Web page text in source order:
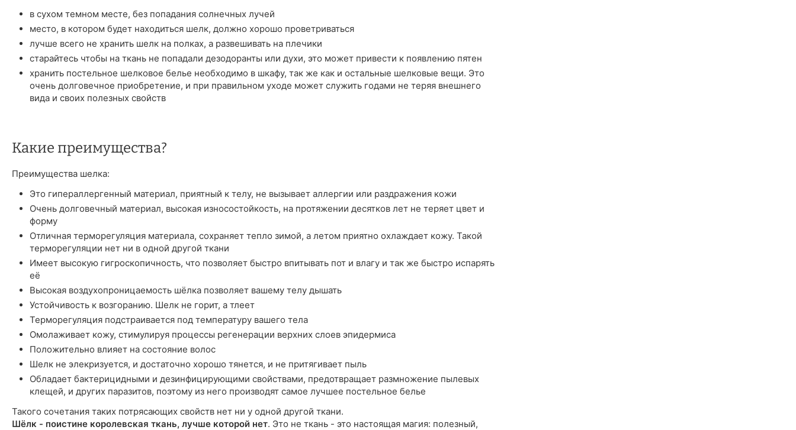
в сухом темном месте, без попадания солнечных лучей
место, в котором будет находиться шелк, должно хорошо проветриваться
лучше всего не хранить шелк на полках, а развешивать на плечики
старайтесь чтобы на ткань не попадали дезодоранты или духи, это может привести к появлению пятен
хранить постельное шелковое белье необходимо в шкафу, так же как и остальные шелковые вещи. Это
очень долговечное приобретение, и при правильном уходе может служить годами не теряя внешнего
вида и своих полезных свойств
Какие преимущества?
Преимущества шелка:
Это гипераллергенный материал, приятный к телу, не вызывает аллергии или раздражения кожи
Очень долговечный материал, высокая износостойкость, на протяжении десятков лет не теряет цвет и
форму
Отличная терморегуляция материала, сохраняет тепло зимой, а летом приятно охлаждает кожу. Такой
терморегуляции нет ни в одной другой ткани
Имеет высокую гигроскопичность, что позволяет быстро впитывать пот и влагу и так же быстро испарять
её
Высокая воздухопроницаемость шёлка позволяет вашему телу дышать
Устойчивость к возгоранию. Шелк не горит, а тлеет
Терморегуляция подстраивается под температуру вашего тела
Омолаживает кожу, стимулируя процессы регенерации верхних слоев эпидермиса
Положительно влияет на состояние волос
Шелк не элекризуется, и достаточно хорошо тянется, и не притягивает пыль
Обладает бактерицидными и дезинфицирующими свойствами, предотвращает размножение пылевых
клещей, и других паразитов, поэтому из него производят самое лучшее постельное белье
Такого сочетания таких потрясающих свойств нет ни у одной другой ткани.
Шёлк - поистине королевская ткань, лучше которой нет. Это не ткань - это настоящая магия: полезный,